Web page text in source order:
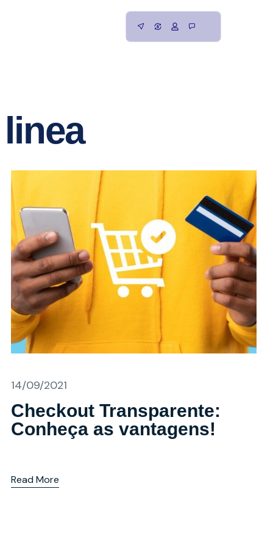
14/09/2021
Checkout Transparente:
Conheça as vantagens!
Read More